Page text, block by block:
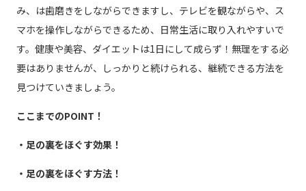
み、は歯磨きをしながらできますし、テレビを観ながらや、ス
マホを操作しながらできるため、日常生活に取り入れやすいで
す。健康や美容、ダイエットは1日にして成らず！無理をする必
要はありませんが、しっかりと続けられる、継続できる方法を
見つけていきましょう。
ここまでのPOINT！
・足の裏をほぐす効果！
・足の裏をほぐす方法！